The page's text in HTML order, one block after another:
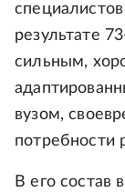
результате
сильным,
вузом,
потребности
В его состав